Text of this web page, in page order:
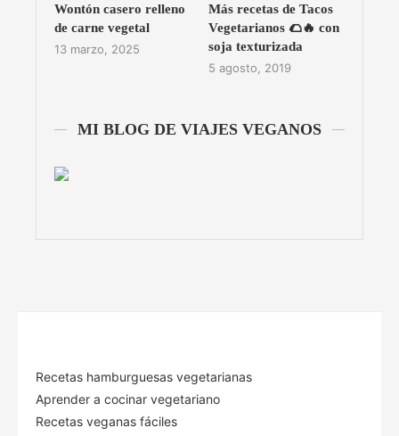
Wontón casero relleno
de carne vegetal
13 marzo, 2025
Más recetas de Tacos
Vegetarianos 🌮🔥 con
soja texturizada
5 agosto, 2019
MI BLOG DE VIAJES VEGANOS
Recetas hamburguesas vegetarianas
Aprender a cocinar vegetariano
Recetas veganas fáciles